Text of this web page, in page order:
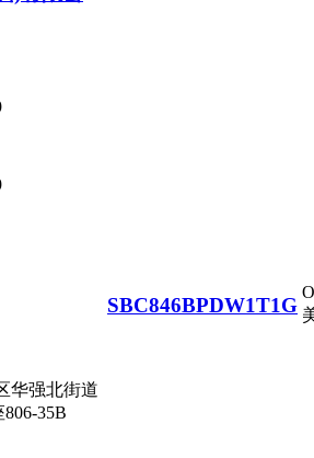
华强北街道
35B
SBC846BPDW1T1G